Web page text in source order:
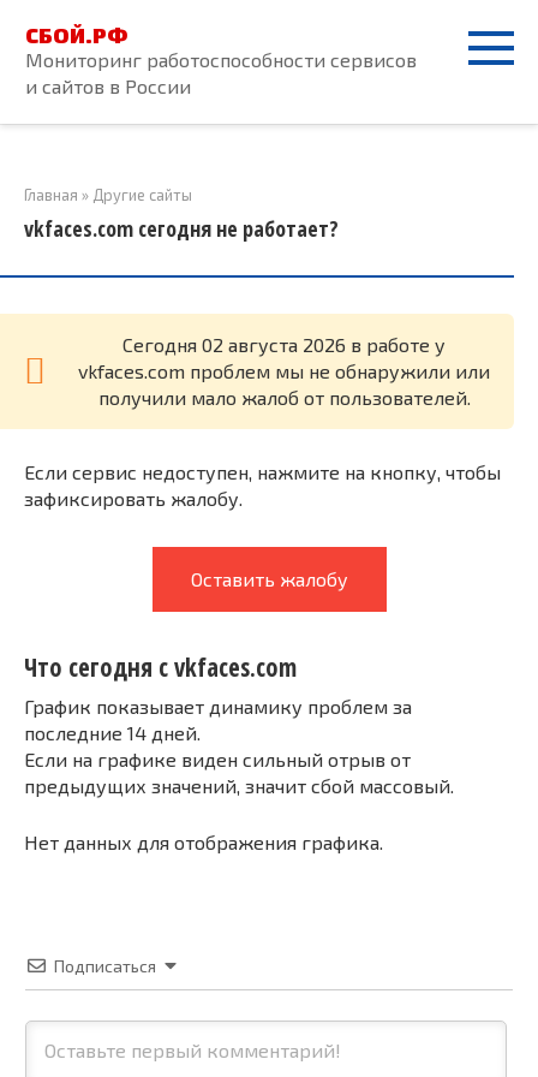
контенту
СБОЙ.РФ
Мониторинг работоспособности сервисов
и сайтов в России
Главная » Другие сайты
vkfaces.com сегодня не работает?
Cегодня 02 августа 2026 в работе у
vkfaces.com проблем мы не обнаружили или
получили мало жалоб от пользователей.
Если сервис недоступен, нажмите на кнопку, чтобы
зафиксировать жалобу.
Оставить жалобу
Что сегодня с vkfaces.com
График показывает динамику проблем за
последние 14 дней.
Если на графике виден сильный отрыв от
предыдущих значений, значит сбой массовый.
Нет данных для отображения графика.
Подписаться